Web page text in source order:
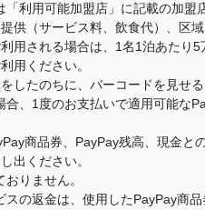
利用可能加盟店」に記載の加
供（サービス料、飲食代）、
用される場合は、1名1泊あたり5
用ください。
したのちに、バーコードを見せ
、1度のお支払いで適用可能な
商品券、PayPay残高、現金
出ください。
りません。
の返金は、使用したPayPay商